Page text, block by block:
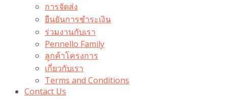
การจัดส่ง
ยืนยันการชำระเงิน
ร่วมงานกับเรา
Pennello Family
ลูกค้าโครงการ
เกี่ยวกับเรา
Terms and Conditions
Contact Us